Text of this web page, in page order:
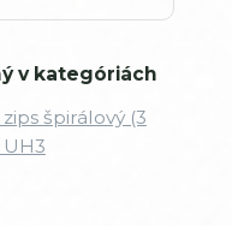
v kategóriách
špirálový (3